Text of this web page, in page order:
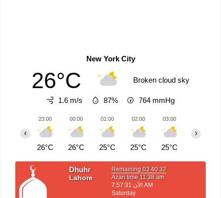
New York City
26°C Broken cloud sky
1.6 m/s 87% 764 mmHg
23:00
26°C
00:00
26°C
01:00
25°C
02:00
25°C
03:00
25°C
‹ ›